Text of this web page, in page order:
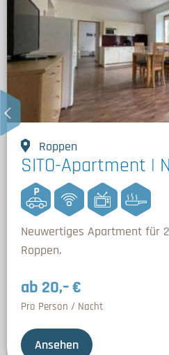
Roppen
SITO-Apartment |
Neuwertiges Apartment für
Roppen.
ab 20,– €
Pro Person / Nacht
Ansehen